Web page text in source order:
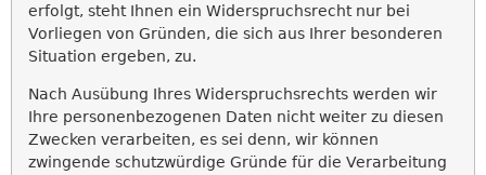
erfolgt, steht Ihnen ein Widerspruchsrecht nur bei
Vorliegen von Gründen, die sich aus Ihrer besonderen
Situation ergeben, zu.
Nach Ausübung Ihres Widerspruchsrechts werden wir
Ihre personenbezogenen Daten nicht weiter zu diesen
Zwecken verarbeiten, es sei denn, wir können
zwingende schutzwürdige Gründe für die Verarbeitung